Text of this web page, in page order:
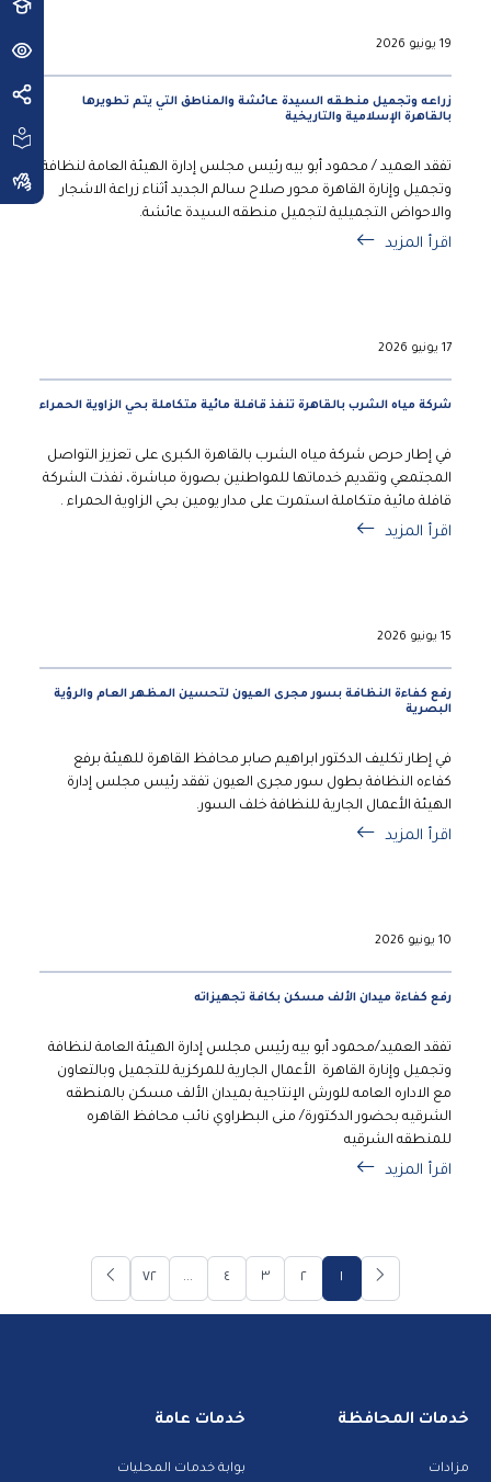
19 يونيو 2026
زراعه وتجميل منطقه السيدة عائشة والمناطق التي يتم تطويرها
بالقاهرة الإسلامية والتاريخية
تفقد العميد / محمود أبو بيه رئيس مجلس إدارة الهيئة العامة لنظافة
وتجميل وإنارة القاهرة محور صلاح سالم الجديد أثناء زراعة الاشجار
والاحواض التجميلية لتجميل منطقه السيدة عائشة.
اقرأ المزيد
17 يونيو 2026
شركة مياه الشرب بالقاهرة تنفذ قافلة مائية متكاملة بحي الزاوية الحمراء
في إطار حرص شركة مياه الشرب بالقاهرة الكبرى على تعزيز التواصل
المجتمعي وتقديم خدماتها للمواطنين بصورة مباشرة، نفذت الشركة
قافلة مائية متكاملة استمرت على مدار يومين بحي الزاوية الحمراء .
اقرأ المزيد
15 يونيو 2026
رفع كفاءة النظافة بسور مجرى العيون لتحسين المظهر العام والرؤية
البصرية
في إطار تكليف الدكتور ابراهيم صابر محافظ القاهرة للهيئة برفع
كفاءه النظافة بطول سور مجرى العيون تفقد رئيس مجلس إدارة
الهيئة الأعمال الجارية للنظافة خلف السور.
اقرأ المزيد
10 يونيو 2026
رفع كفاءة ميدان الألف مسكن بكافة تجهيزاته
تفقد العميد/محمود أبو بيه رئيس مجلس إدارة الهيئة العامة لنظافة
وتجميل وإنارة القاهرة الأعمال الجارية للمركزية للتجميل وبالتعاون
مع الاداره العامه للورش الإنتاجية بميدان الألف مسكن بالمنطقه
الشرقيه بحضور الدكتورة/ منى البطراوي نائب محافظ القاهره
للمنطقه الشرقيه
اقرأ المزيد
١ ٢ ٣ ٤ ... ٧٢
خدمات المحافظة
مزادات
خدمات عامة
بوابة خدمات المحليات